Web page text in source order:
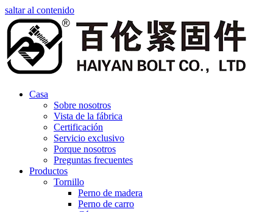
saltar al contenido
Casa
Sobre nosotros
Vista de la fábrica
Certificación
Servicio exclusivo
Porque nosotros
Preguntas frecuentes
Productos
Tornillo
Perno de madera
Perno de carro